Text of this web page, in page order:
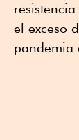
el exceso
pandemia